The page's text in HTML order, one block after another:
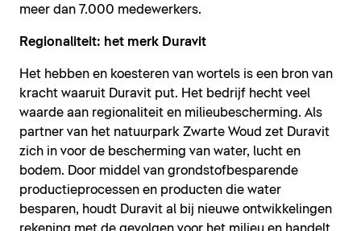
meer dan 7.000 medewerkers.
Regionaliteit: het merk Duravit
Het hebben en koesteren van wortels is een bron van
kracht waaruit Duravit put. Het bedrijf hecht veel
waarde aan regionaliteit en milieubescherming. Als
partner van het natuurpark Zwarte Woud zet Duravit
zich in voor de bescherming van water, lucht en
bodem. Door middel van grondstofbesparende
productieprocessen en producten die water
besparen, houdt Duravit al bij nieuwe ontwikkelingen